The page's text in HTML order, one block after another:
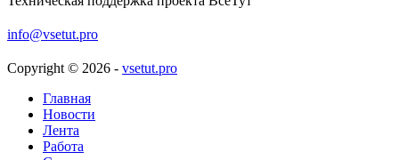
Лучший способ освободить память на iPhone
Huawei выпустит компактный вариант складного
ноутбука MateBook Fold
info@vsetut.pro
Copyright © 2026 - vsetut.pro
Главная
Новости
Лента
Работа